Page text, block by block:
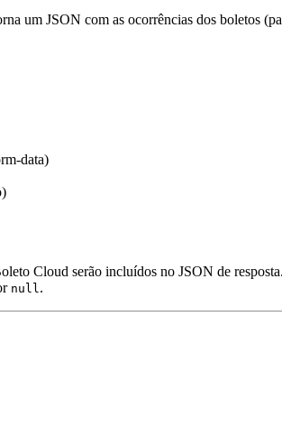
um JSON com as ocorrências dos boletos
data)
Cloud serão incluídos no JSON de
null .